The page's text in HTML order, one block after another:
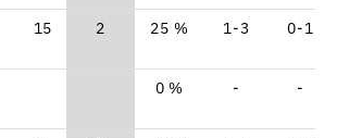
15 2 25 % 1-3 0-1
0 % - -